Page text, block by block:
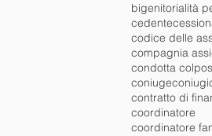
bigenitorialità
cedente
codice delle
compagnia
condotta
coniugeconiugi
contratto di
coordinatore
coordinatore